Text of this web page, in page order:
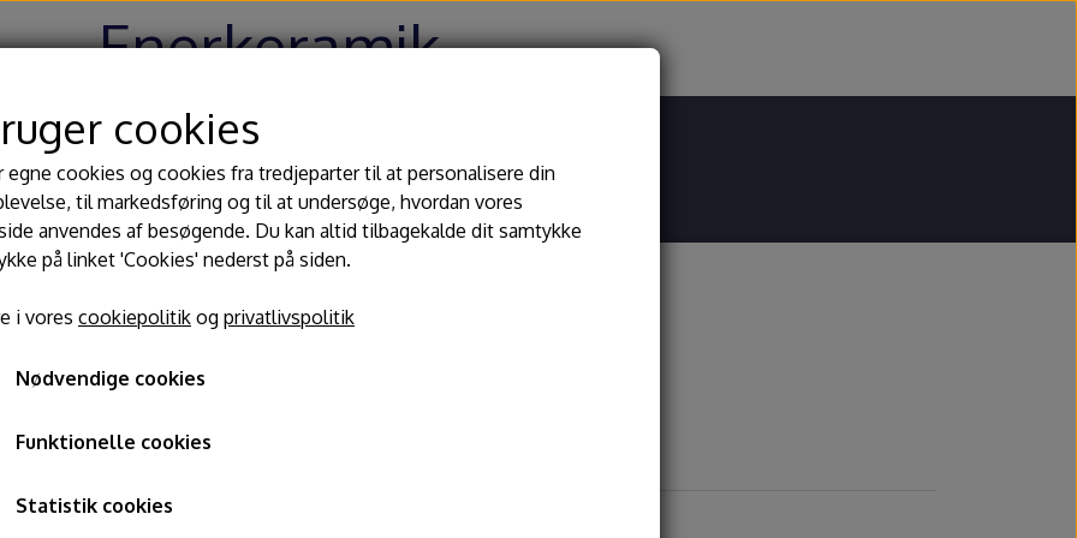
Enerkeramik
Hjem Shop
begitninger
til glasur
Værktøj
Modeller pinde
Passer og drejemål
Pensler og glasursprøjter
Blog Om Kontakt
1 KG
Kobberkarbonat 1 KG
250,00 kr.
cookies
egne cookies og cookies fra tredjeparter til at personalisere din
til markedsføring og til at undersøge, hvordan vores
anvendes af besøgende. Du kan altid tilbagekalde dit samtykke
på linket 'Cookies' nederst på siden.
i vores cookiepolitik og privatlivspolitik
Nødvendige cookies
Funktionelle cookies
Statistik cookies